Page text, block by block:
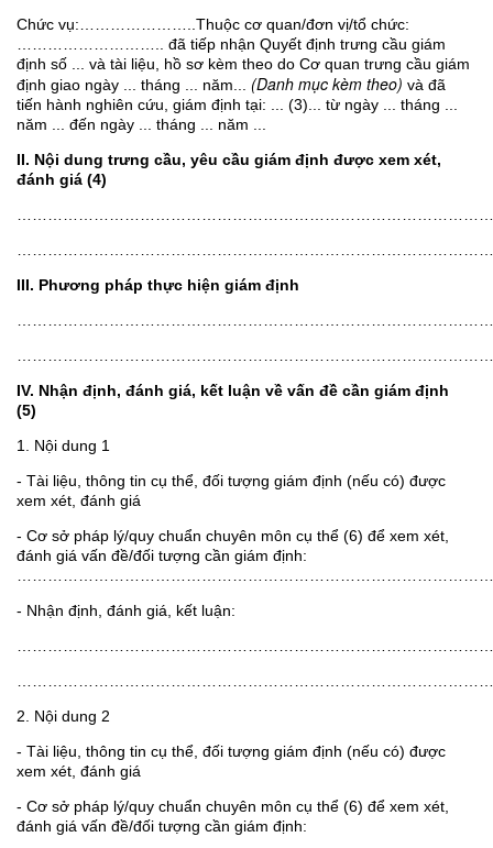
Chức vụ:…………………..Thuộc cơ quan/đơn vị/tổ chức:
……………………….. đã tiếp nhận Quyết định trưng cầu giám
định số ... và tài liệu, hồ sơ kèm theo do Cơ quan trưng cầu giám
định giao ngày ... tháng ... năm... (Danh mục kèm theo) và đã
tiến hành nghiên cứu, giám định tại: ... (3)... từ ngày ... tháng ...
năm ... đến ngày ... tháng ... năm ...
II. Nội dung trưng cầu, yêu cầu giám định được xem xét,
đánh giá (4)
III. Phương pháp thực hiện giám định
IV. Nhận định, đánh giá, kết luận về vấn đề cần giám định
(5)
1. Nội dung 1
- Tài liệu, thông tin cụ thể, đối tượng giám định (nếu có) được
xem xét, đánh giá
- Cơ sở pháp lý/quy chuẩn chuyên môn cụ thể (6) để xem xét,
đánh giá vấn đề/đối tượng cần giám định:
- Nhận định, đánh giá, kết luận:
2. Nội dung 2
- Tài liệu, thông tin cụ thể, đối tượng giám định (nếu có) được
xem xét, đánh giá
- Cơ sở pháp lý/quy chuẩn chuyên môn cụ thể (6) để xem xét,
đánh giá vấn đề/đối tượng cần giám định: